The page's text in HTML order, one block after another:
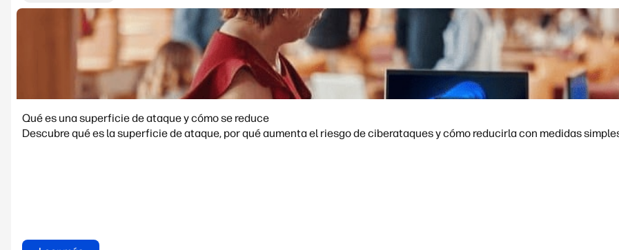
Qué es una superficie de ataque y cómo se reduce
Descubre qué es la superficie de ataque, por qué aumenta el riesgo de ciberataques y cómo reducirla con medidas